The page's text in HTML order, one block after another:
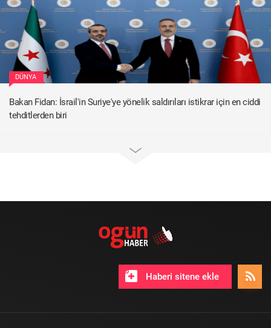
DÜNYA
Bakan Fidan: İsrail'in Suriye'ye yönelik saldırıları istikrar için en ciddi
tehditlerden biri
Haberi sitene ekle